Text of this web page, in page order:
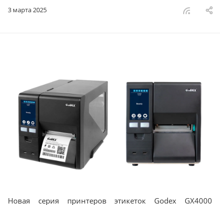
3 марта 2025
Новая серия принтеров этикеток Godex GX4000